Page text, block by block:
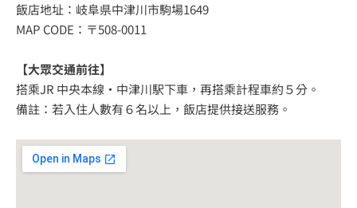
飯店地址：岐阜県中津川市駒場1649
MAP CODE：〒508-0011
【大眾交通前往】
搭乘JR 中央本線・中津川駅下車，再搭乘計程車約５分。
備註：若入住人數有６名以上，飯店提供接送服務。